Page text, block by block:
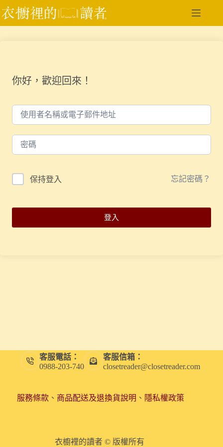
跳
至
你好，歡迎回來！
保持登入 忘記密碼？
登入
客服電話：
0988-203-740
客服信箱：
closetreader@closetreader.com
服務條款、 商品配送及退換貨說明 、 隱私權政策
衣櫥裡的讀者 © 版權所有